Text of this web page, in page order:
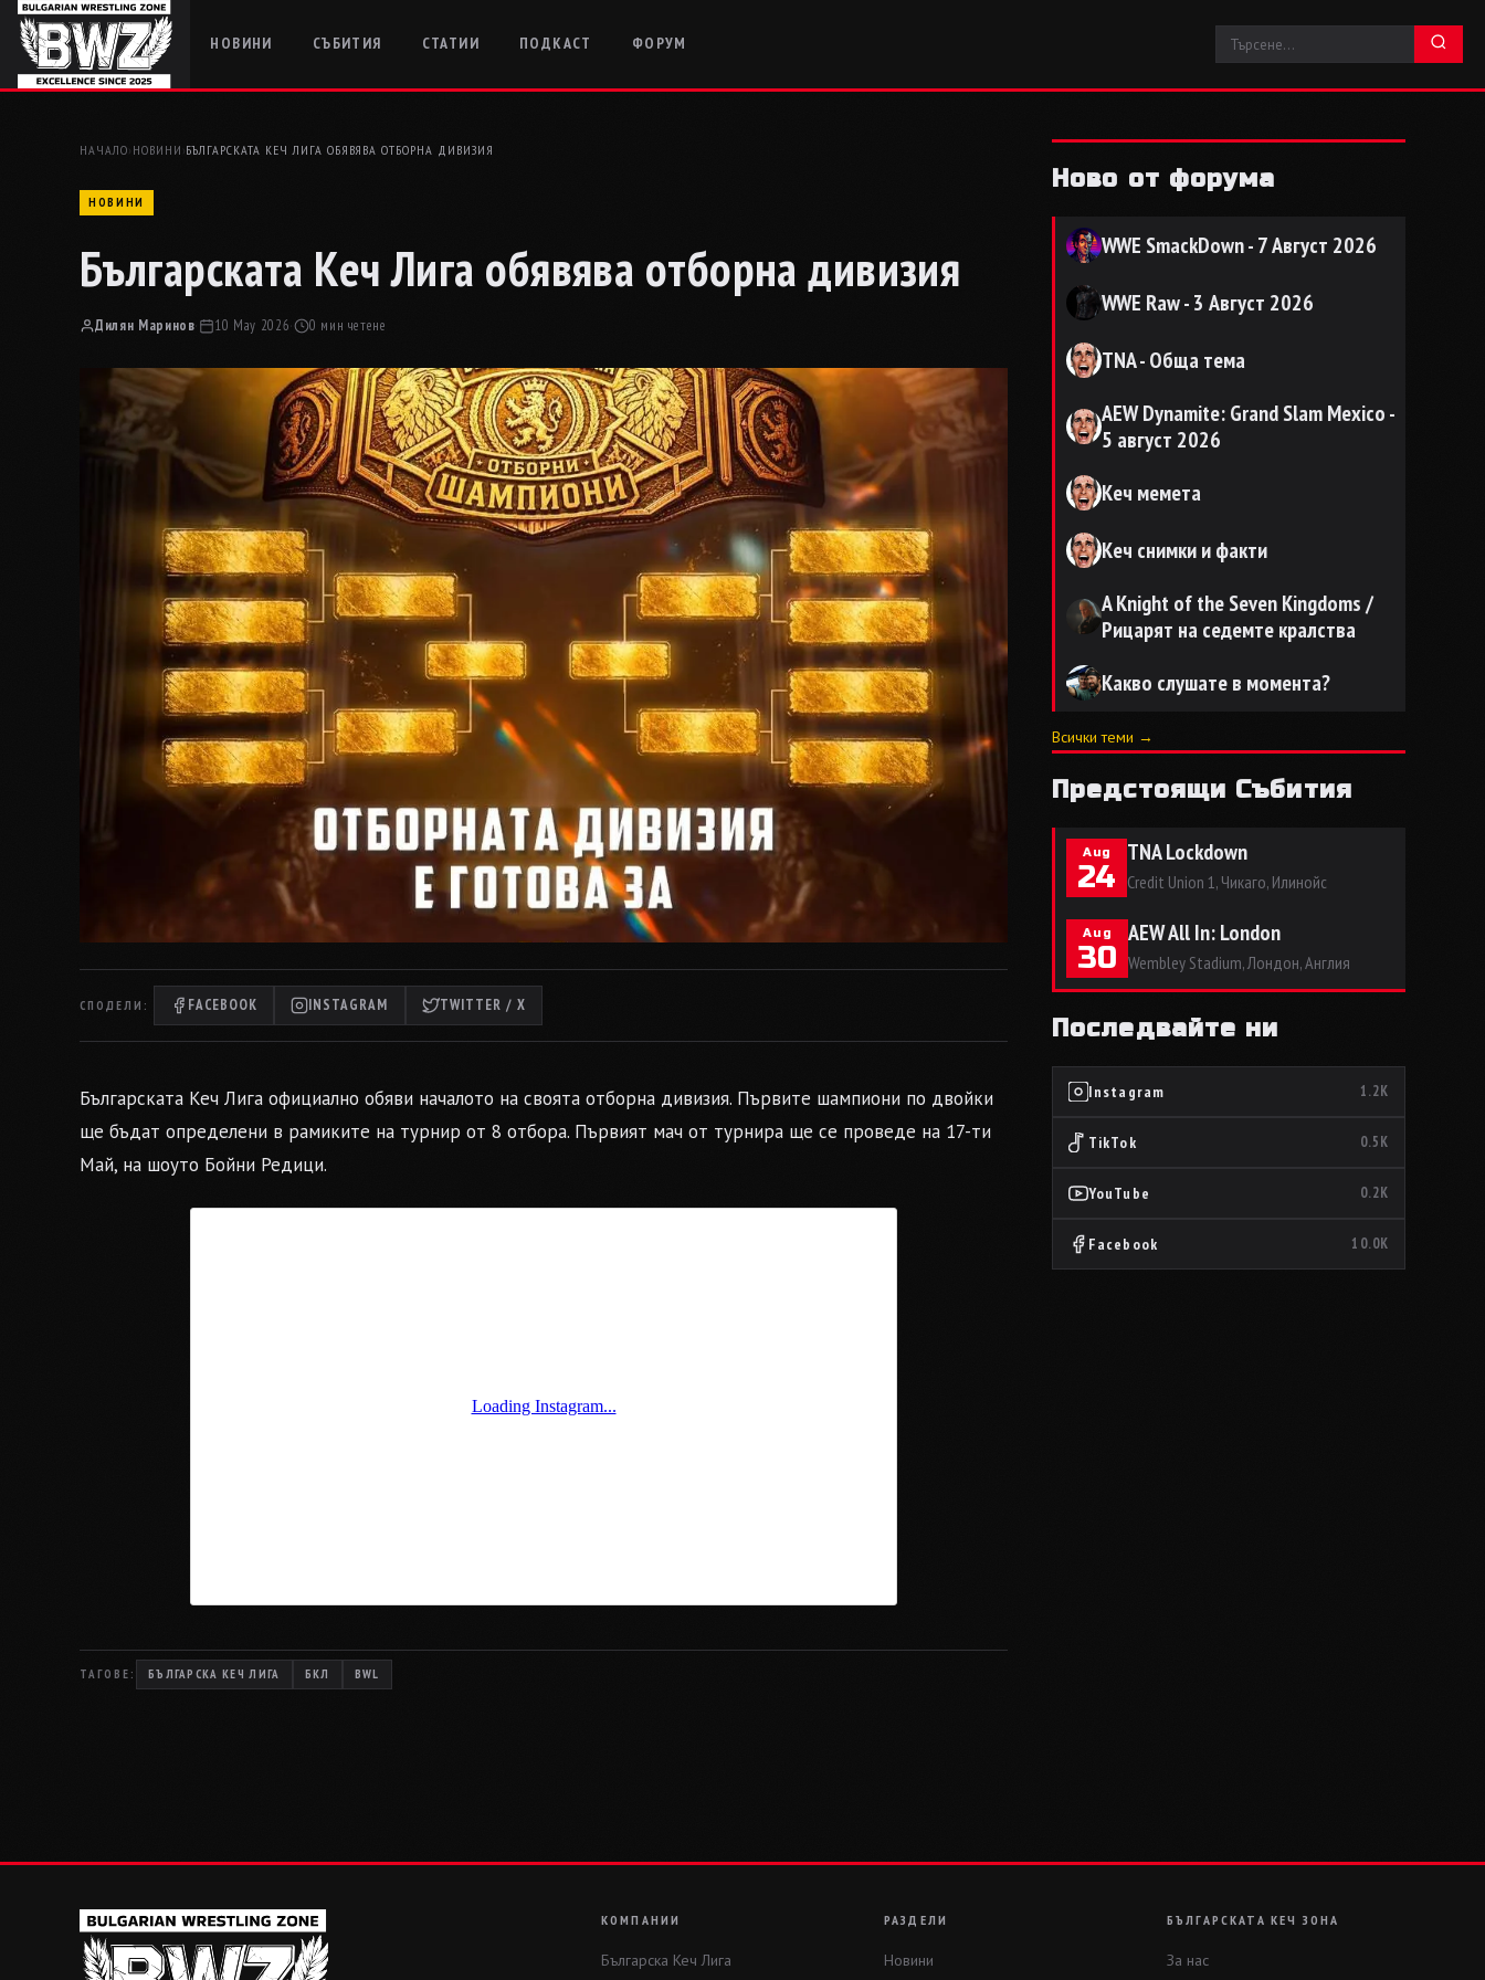
НОВИНИ СЪБИТИЯ СТАТИИ ПОДКАСТ ФОРУМ
НАЧАЛО› НОВИНИ ›БЪЛГАРСКАТА КЕЧ ЛИГА ОБЯВЯВА ОТБОРНА ДИВИЗИЯ
НОВИНИ
Българската Кеч Лига обявява отборна дивизия
Дилян Маринов· 10 May 2026· 0 мин четене
СПОДЕЛИ: FACEBOOK INSTAGRAM TWITTER / X
Българската Кеч Лига официално обяви началото на своята отборна дивизия. Първите шампиони по двойки
ще бъдат определени в рамиките на турнир от 8 отбора. Първият мач от турнира ще се проведе на 17-ти
Май, на шоуто Бойни Редици.
ТАГОВЕ: БЪЛГАРСКА КЕЧ ЛИГА БКЛ BWL
Ново от форума
WWE SmackDown - 7 Август 2026
WWE Raw - 3 Август 2026
TNA - Обща тема
AEW Dynamite: Grand Slam Mexico -
5 август 2026
Кеч мемета
Кеч снимки и факти
A Knight of the Seven Kingdoms /
Рицарят на седемте кралства
Какво слушате в момента?
Всички теми →
Предстоящи Събития
Aug
24
TNA Lockdown
Credit Union 1, Чикаго, Илинойс
Aug
30
AEW All In: London
Wembley Stadium, Лондон, Англия
Последвайте ни
Instagram 1.2K
TikTok 0.5K
YouTube 0.2K
Facebook 10.0K
КОМПАНИИ
Българска Кеч Лига
РАЗДЕЛИ
Новини
БЪЛГАРСКАТА КЕЧ ЗОНА
За нас